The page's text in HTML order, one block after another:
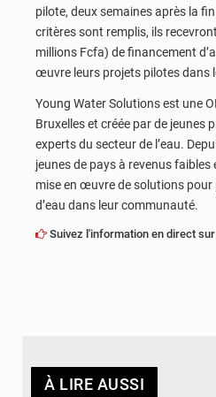
pilote, deux semaines après la
critères sont remplis, ils
millions Fcfa) de financement
œuvre leurs projets pilotes dans
Young Water Solutions est une
Bruxelles et créée par de jeunes
experts du secteur de l’eau.
jeunes de pays à revenus
mise en œuvre de solutions pour
d’eau dans leur communauté.
Suivez l'information en direct
À LIRE AUSSI